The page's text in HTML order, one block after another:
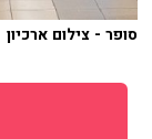
סופר - צילום ארכיון